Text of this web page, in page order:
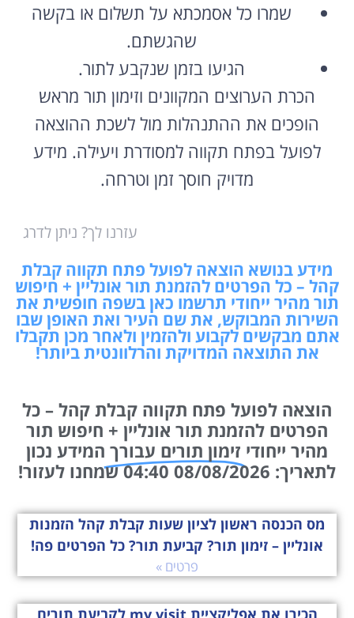
שמרו כל אסמכתא על תשלום או בקשה
שהגשתם.
הגיעו בזמן שנקבע לתור.
הכרת הערוצים המקוונים וזימון תור מראש
הופכים את ההתנהלות מול לשכת ההוצאה
לפועל בפתח תקווה למסודרת ויעילה. מידע
מדויק חוסך זמן וטרחה.
עזרנו לך? ניתן לדרג
מידע בנושא הוצאה לפועל פתח תקווה קבלת
קהל – כל הפרטים להזמנת תור אונליין + חיפוש
תור מהיר ייחודי תרשמו כאן בשפה חופשית את
השירות המבוקש, את שם העיר ואת האופן שבו
אתם מבקשים לקבוע ולהזמין ולאחר מכן תקבלו
את התוצאה המדויקת והרלוונטית ביותר!
הוצאה לפועל פתח תקווה קבלת קהל – כל
הפרטים להזמנת תור אונליין + חיפוש תור
מהיר ייחודי זימון תורים עבורך המידע נכון
לתאריך: 08/08/2026 04:40 שמחנו לעזור!
מס הכנסה ראשון לציון שעות קבלת קהל הזמנות
אונליין – זימון תור? קביעת תור? כל הפרטים פה!
פרטים »
הכירו את אפליקציית my visit לקביעת תורים